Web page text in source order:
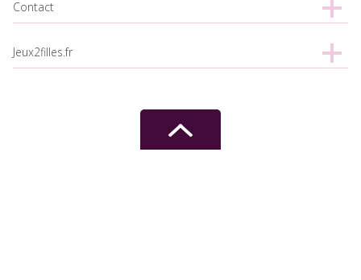
Contact
Jeux2filles.fr